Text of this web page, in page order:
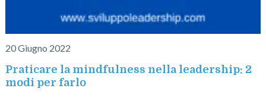
20 Giugno 2022
Praticare la mindfulness nella leadership: 2
modi per farlo